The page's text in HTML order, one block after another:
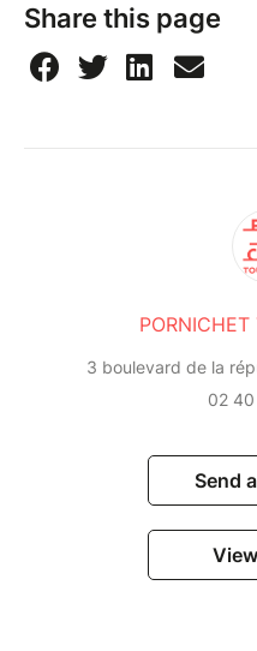
Share this page
PORNICHET
3 boulevard de la
02
Send